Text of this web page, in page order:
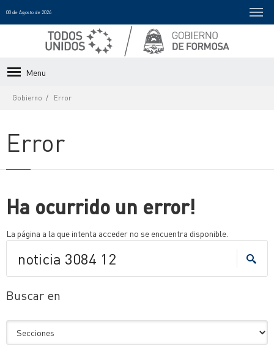
08 de Agosto de 2026
Menu
Gobierno Error
Error
Ha ocurrido un error!
La página a la que intenta acceder no se encuentra disponible.
Buscar en